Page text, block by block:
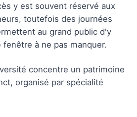
y est souvent réservé aux
toutefois des journées
au grand public d'y
à ne pas manquer.
concentre un patrimoine
organisé par spécialité